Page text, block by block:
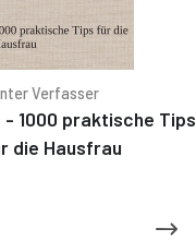
Verfasser
- 1000 praktische Tips
die Hausfrau